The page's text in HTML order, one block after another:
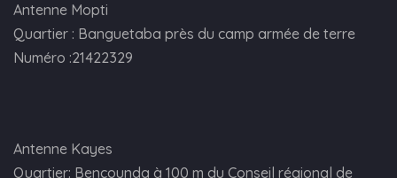
Antenne Mopti
Quartier : Banguetaba près du camp armée de terre
Numéro :21422329
Antenne Kayes
Quartier: Bencounda à 100 m du Conseil régional de